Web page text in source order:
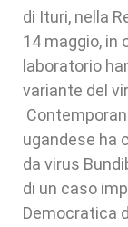
di Ituri, nella
14 maggio, in
laboratorio
variante del
ugandese ha
da virus
di un caso
Democratica